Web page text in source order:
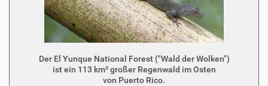
Der El Yunque National Forest ("Wald der Wolken")
ist ein 113 km² großer Regenwald im Osten
von Puerto Rico.